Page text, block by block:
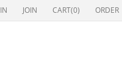
JOIN CART(0) ORDER